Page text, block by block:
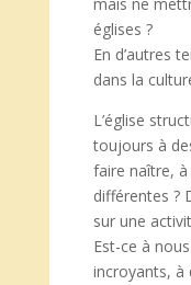
églises ?
En d’autres
dans la
L’église
toujours à
faire naître,
différentes ?
sur une
Est-ce à
incroyants, à